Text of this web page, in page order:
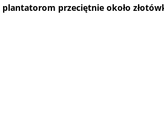
plantatorom przeciętnie około